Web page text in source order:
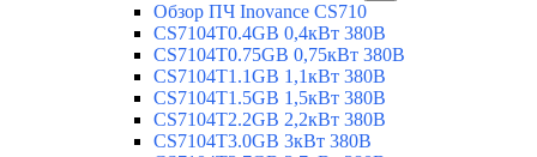
Обзор ПЧ Inovance CS710
CS7104T0.4GB 0,4кВт 380В
CS7104T0.75GB 0,75кВт 380В
CS7104T1.1GB 1,1кВт 380В
CS7104T1.5GB 1,5кВт 380В
CS7104T2.2GB 2,2кВт 380В
CS7104T3.0GB 3кВт 380В